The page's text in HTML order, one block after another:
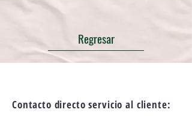
Regresar
Contacto directo servicio al cliente: